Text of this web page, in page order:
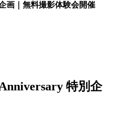
画｜無料撮影体験会開催
特別企